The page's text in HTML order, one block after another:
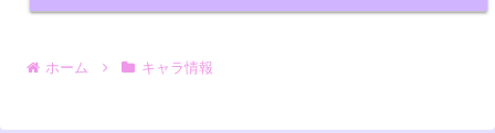
ホーム キャラ情報